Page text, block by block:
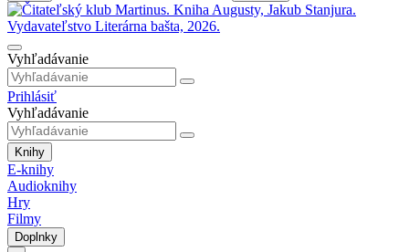
Vyhľadávanie
Prihlásiť
Vyhľadávanie
Knihy
E-knihy
Audioknihy
Hry
Filmy
Doplnky